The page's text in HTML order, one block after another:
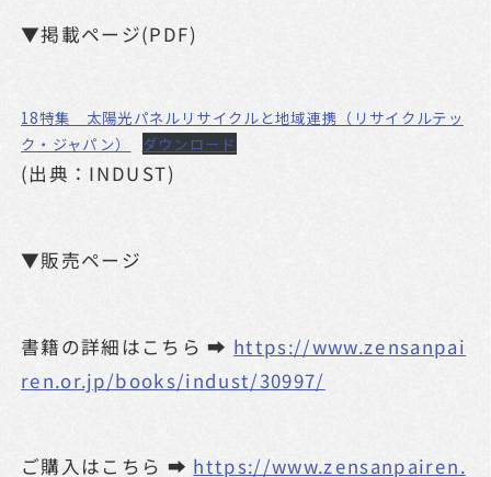
▼掲載ページ(PDF)
18特集 太陽光パネルリサイクルと地域連携（リサイクルテッ
ク・ジャパン）
ダウンロード
(出典：INDUST)
▼販売ページ
書籍の詳細はこちら ➡ https://www.zensanpai
ren.or.jp/books/indust/30997/
ご購入はこちら ➡ https://www.zensanpairen.